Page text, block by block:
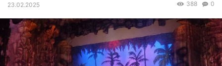
23.02.2025 0
388